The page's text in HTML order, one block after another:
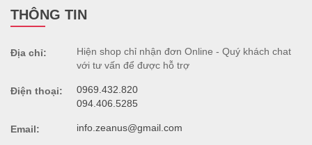
THÔNG TIN
Địa chỉ:
Hiện shop chỉ nhận đơn Online - Quý khách chat
với tư vấn để được hỗ trợ
Điện thoại:
0969.432.820
094.406.5285
Email: info.zeanus@gmail.com